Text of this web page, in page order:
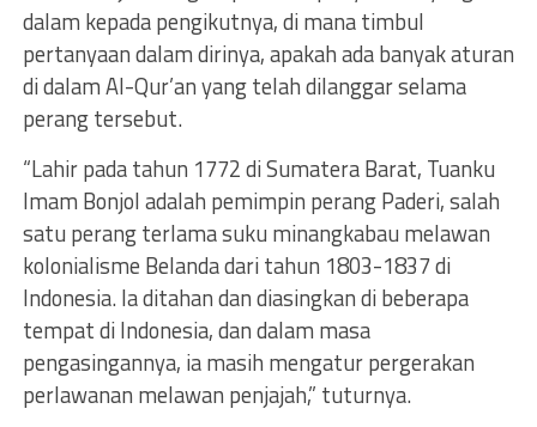
dalam kepada pengikutnya, di mana timbul
pertanyaan dalam dirinya, apakah ada banyak aturan
di dalam Al-Qur’an yang telah dilanggar selama
perang tersebut.
“Lahir pada tahun 1772 di Sumatera Barat, Tuanku
Imam Bonjol adalah pemimpin perang Paderi, salah
satu perang terlama suku minangkabau melawan
kolonialisme Belanda dari tahun 1803-1837 di
Indonesia. Ia ditahan dan diasingkan di beberapa
tempat di Indonesia, dan dalam masa
pengasingannya, ia masih mengatur pergerakan
perlawanan melawan penjajah,” tuturnya.